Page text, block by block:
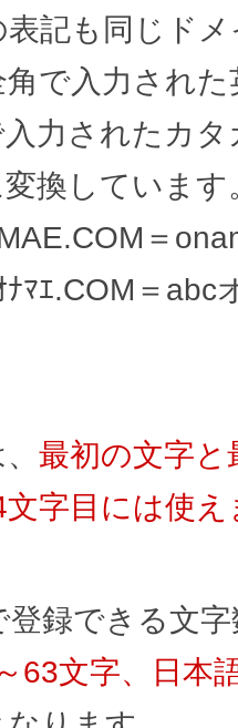
料（ドメイン
バー同時登録
質な有料
購入いただけます
マShop
テム
放題 販売促進
ティング
な仮想化環境を用
制限を可能に
テクション
ング
送
Plus
ティ診断を
イトの報告は
情報のお知らせ
・障害情報
チャットはこ
制度
表記も同じド
で入力され
力されたカタ
換しています
＝
ﾅﾏｴ.COM＝abc
最初の文字と
字目には使
登録できる文
63文字、日本